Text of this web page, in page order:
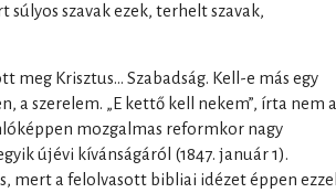
súlyos szavak ezek, terhelt szavak,
meg Krisztus… Szabadság. Kell-e más egy
a szerelem. „E kettő kell nekem”, írta nem a
mozgalmas reformkor nagy
újévi kívánságáról (1847. január 1).
mert a felolvasott bibliai idézet éppen ezzel